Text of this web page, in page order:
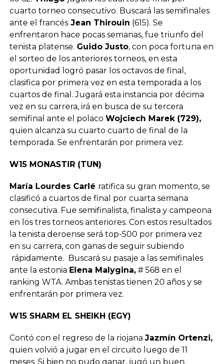
cuarto torneo consecutivo. Buscará las semifinales
ante el francésJean Thirouin (615). Se
enfrentaron hace pocas semanas, fue triunfo del
tenista platense. Guido Justo, con poca fortuna en
el sorteo de los anteriores torneos, en esta
oportunidad logró pasar los octavos de final,
clasifica por primera vez en esta temporada a los
cuartos de final. Jugará esta instancia por décima
vez en su carrera, irá en busca de su tercera
semifinal ante el polaco Wojciech Marek (729),
quien alcanza su cuarto cuarto de final de la
temporada. Se enfrentarán por primera vez.
W15 MONASTIR (TUN)
María Lourdes Carlé ratifica su gran momento, se
clasificó a cuartos de final por cuarta semana
consecutiva. Fue semifinalista, finalista y campeona
en los tres torneos anteriores. Con estos resultados
la tenista deroense será top-500 por primera vez
en su carrera, con ganas de seguir subiendo
rápidamente. Buscará su pasaje a las semifinales
ante la estonia Elena Malygina,# 568 en el
ranking WTA. Ambas tenistas tienen 20 años y se
enfrentarán por primera vez.
W15 SHARM EL SHEIKH (EGY)
Contó con el regreso de la riojana Jazmín Ortenzi,
quien volvió a jugar en el circuito luego de 11
meses. Si bien no pudo ganar, jugó un buen